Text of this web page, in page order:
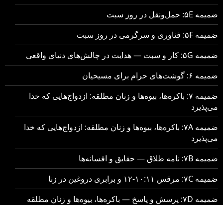
ضمیمه ۵E: حمل‌ونقل در روز سبت
ضمیمه ۵F: فناوری و سرگرمی در روز سبت
ضمیمه ۵G: کار و سبت — هدایت در چالش‌های دنیای واقعی
ضمیمه ۶: گوشت‌های حرام برای مسیحیان
ضمیمه ۷: باکره‌ها، بیوه‌ها و زنان مطلقه: ازدواج‌هایی که خدا
می‌پذیرد
ضمیمه ۷A: باکره‌ها، بیوه‌ها و زنان مطلقه: ازدواج‌هایی که خدا
می‌پذیرد
ضمیمه ۷B: نامه طلاق — حقایق و افسانه‌ها
ضمیمه ۷C: مرقس ۱۰:۱۱-۱۲ و برابری دروغین در زنا
ضمیمه ۷D: پرسش و پاسخ — باکره‌ها، بیوه‌ها و زنان مطلقه